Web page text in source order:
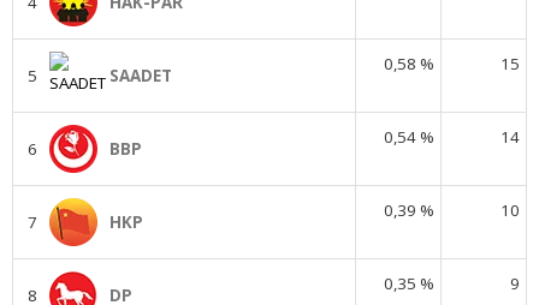
5 SAADET
0,58 % 15
6 BBP
0,54 % 14
7 HKP
0,39 % 10
8 DP
0,35 % 9